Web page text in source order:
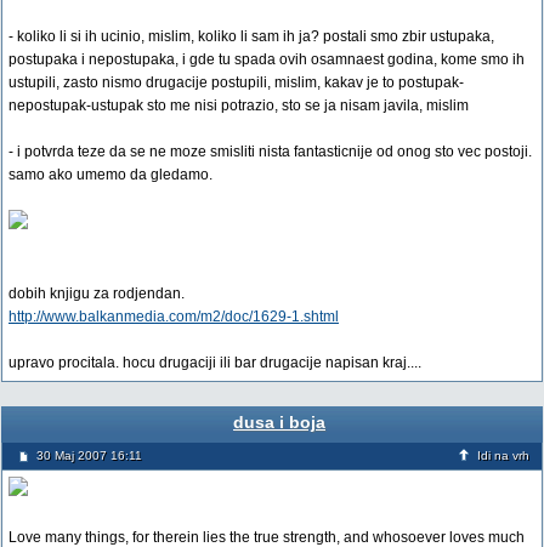
- koliko li si ih ucinio, mislim, koliko li sam ih ja? postali smo zbir ustupaka,
postupaka i nepostupaka, i gde tu spada ovih osamnaest godina, kome smo ih
ustupili, zasto nismo drugacije postupili, mislim, kakav je to postupak-
nepostupak-ustupak sto me nisi potrazio, sto se ja nisam javila, mislim
- i potvrda teze da se ne moze smisliti nista fantasticnije od onog sto vec postoji.
samo ako umemo da gledamo.
dobih knjigu za rodjendan.
http://www.balkanmedia.com/m2/doc/1629-1.shtml
upravo procitala. hocu drugaciji ili bar drugacije napisan kraj....
dusa i boja
30 Maj 2007 16:11 Idi na vrh
Love many things, for therein lies the true strength, and whosoever loves much